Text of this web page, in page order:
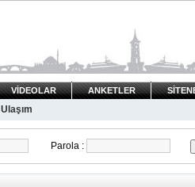
VİDEOLAR ANKETLER
Ulaşım
Parola :